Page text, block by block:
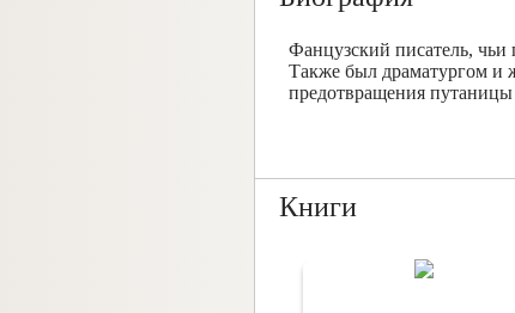
Фанцузский писатель,
Также был драматургом и
предотвращения
Книги